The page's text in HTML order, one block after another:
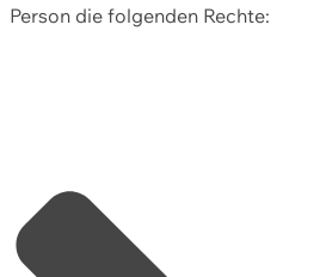
Person die folgenden Rechte: